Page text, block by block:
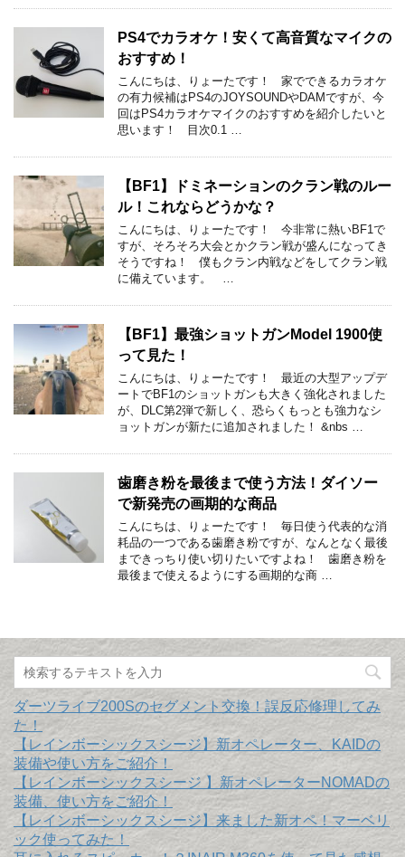
PS4でカラオケ！安くて高音質なマイクの
おすすめ！
こんにちは、りょーたです！ 家でできるカラオケ
の有力候補はPS4のJOYSOUNDやDAMですが、今
回はPS4カラオケマイクのおすすめを紹介したいと
思います！ 目次0.1 …
【BF1】ドミネーションのクラン戦のルー
ル！これならどうかな？
こんにちは、りょーたです！ 今非常に熱いBF1で
すが、そろそろ大会とかクラン戦が盛んになってき
そうですね！ 僕もクラン内戦などをしてクラン戦
に備えています。 …
【BF1】最強ショットガンModel 1900使
って見た！
こんにちは、りょーたです！ 最近の大型アップデ
ートでBF1のショットガンも大きく強化されました
が、DLC第2弾で新しく、恐らくもっとも強力なシ
ョットガンが新たに追加されました！ &nbs …
歯磨き粉を最後まで使う方法！ダイソー
で新発売の画期的な商品
こんにちは、りょーたです！ 毎日使う代表的な消
耗品の一つである歯磨き粉ですが、なんとなく最後
まできっちり使い切りたいですよね！ 歯磨き粉を
最後まで使えるようにする画期的な商 …
ダーツライブ200Sのセグメント交換！誤反応修理してみ
た！
【レインボーシックスシージ】新オペレーター、KAIDの
装備や使い方をご紹介！
【レインボーシックスシージ 】新オペレーターNOMADの
装備、使い方をご紹介！
【レインボーシックスシージ】来ました新オペ！マーベリ
ック使ってみた！